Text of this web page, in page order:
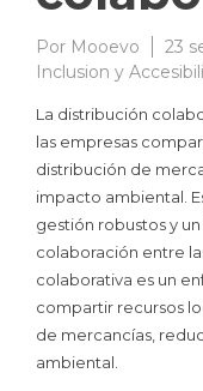
Por Mooevo 23
Inclusion y
La distribución
las empresas
distribución de
impacto ambiental.
gestión robustos y
colaboración entre
colaborativa es un
compartir recursos
de mercancías,
ambiental.